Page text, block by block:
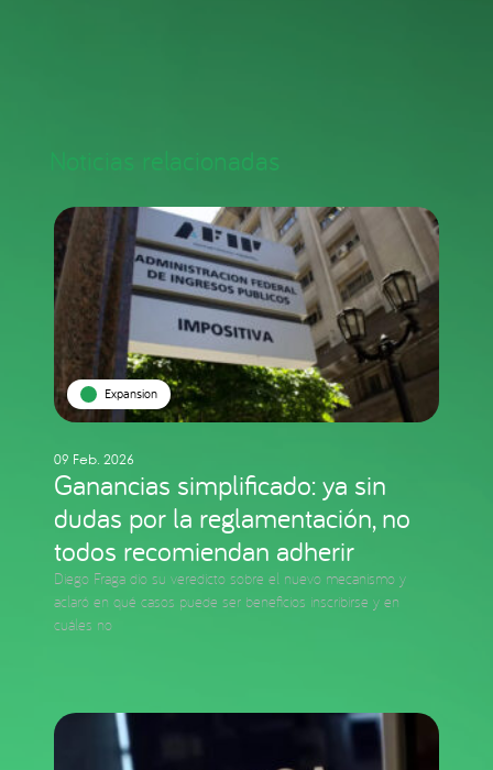
Noticias relacionadas
Expansion
09 Feb. 2026
Ganancias simplificado: ya sin
dudas por la reglamentación, no
todos recomiendan adherir
Diego Fraga dio su veredicto sobre el nuevo mecanismo y
aclaró en qué casos puede ser beneficios inscribirse y en
cuáles no